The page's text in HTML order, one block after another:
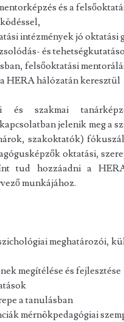
és a
intézmények jó oktatási
és
felsőoktatási
HERA hálózatán keresztül
és szakmai
jelenik meg a
szakoktatók)
oktatási,
tud hozzáadni a
munkájához.
meghatározói,
megítélése és fejlesztése
a tanulásban
mérnökpedagógiai